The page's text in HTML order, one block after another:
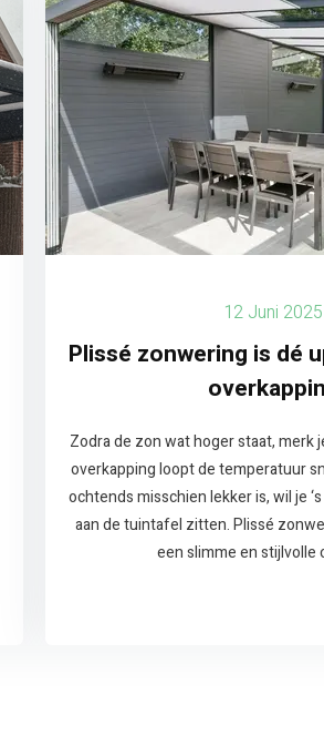
12 Juni 2025
Plissé zonwering is dé
Zodra de zon wat hoger staat, merk
overkapping loopt de temperatuur
ochtends misschien lekker is, wil je
aan de tuintafel zitten. Plissé
een slimme en stijlvolle